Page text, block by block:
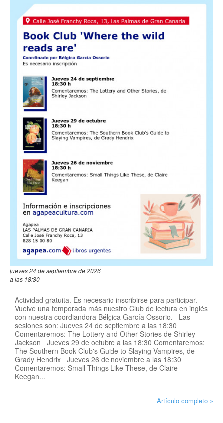
jueves 24 de septiembre de 2026
a las 18:30
Actividad gratuita. Es necesario inscribirse para participar.
Vuelve una temporada más nuestro Club de lectura en inglés
con nuestra coordiandora Bélgica García Ossorio. Las
sesiones son: Jueves 24 de septiembre a las 18:30
Comentaremos: The Lottery and Other Stories de Shirley
Jackson Jueves 29 de octubre a las 18:30 Comentaremos:
The Southern Book Club's Guide to Slaying Vampires, de
Grady Hendrix Jueves 26 de noviembre a las 18:30
Comentaremos: Small Things Like These, de Claire
Keegan...
Artículo completo